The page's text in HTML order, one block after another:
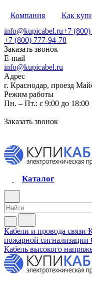
Компания Как
info@kupicabel.ru+7
+7 (800) 777-94-78
Заказать звонок
E-mail
info@kupicabel.ru
Адрес
г. Краснодар, проезд
Режим работы
Пн. – Пт.: с 9:00 до 18:00
Заказать звонок
Каталог
Кабели и провода связи
пожарной сигнализации
Кабель высокого